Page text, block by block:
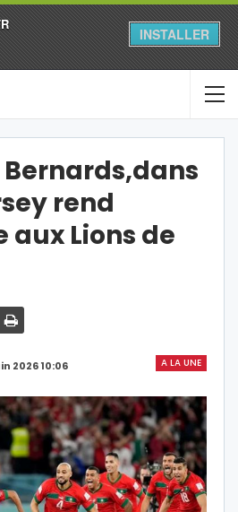
INSTALLER
rend
Lions de
A LA UNE
2026 10:06